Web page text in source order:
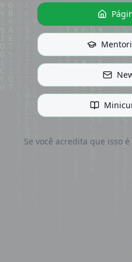
Se você acredita que isso